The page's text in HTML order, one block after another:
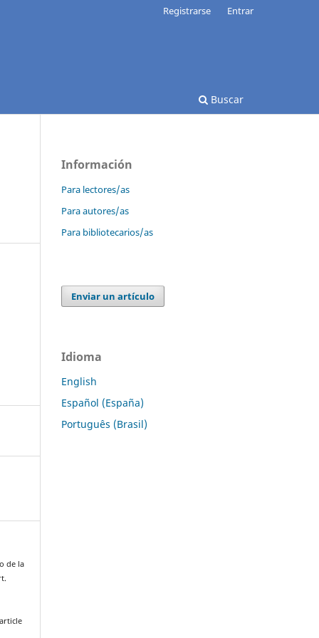
Buscar
Registrarse Entrar
de la
Información
Para lectores/as
Para autores/as
Para bibliotecarios/as
Enviar un artículo
Idioma
English
Español (España)
Português (Brasil)